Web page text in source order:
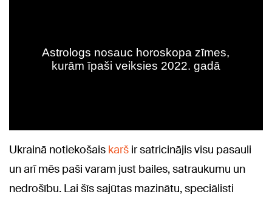
Ukrainā notiekošais karš ir satricinājis visu pasauli
un arī mēs paši varam just bailes, satraukumu un
nedrošību. Lai šīs sajūtas mazinātu, speciālisti